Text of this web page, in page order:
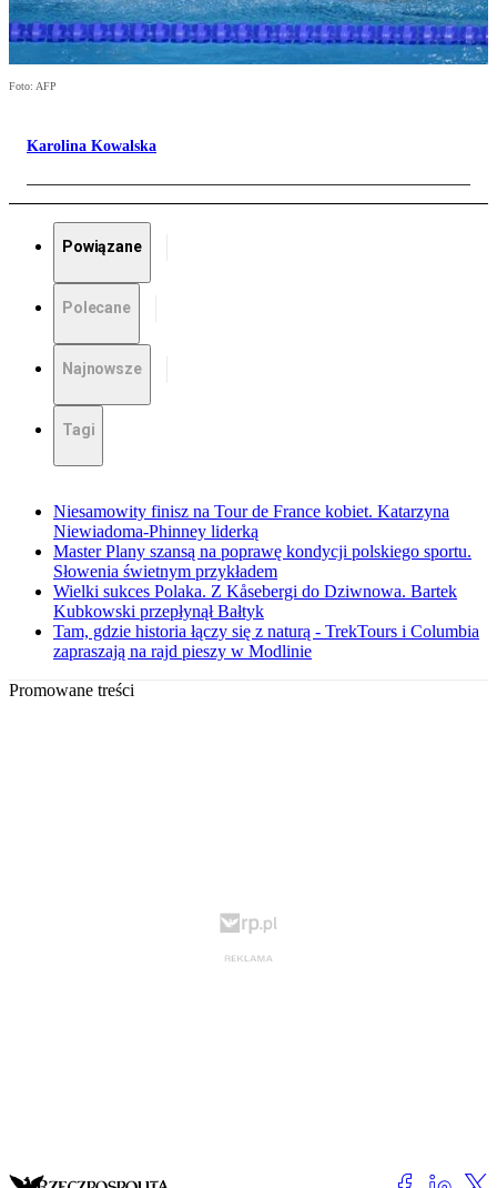
Foto: AFP
Karolina Kowalska
Powiązane
Polecane
Najnowsze
Tagi
Niesamowity finisz na Tour de France kobiet. Katarzyna
Niewiadoma-Phinney liderką
Master Plany szansą na poprawę kondycji polskiego sportu.
Słowenia świetnym przykładem
Wielki sukces Polaka. Z Kåsebergi do Dziwnowa. Bartek
Kubkowski przepłynął Bałtyk
Tam, gdzie historia łączy się z naturą - TrekTours i Columbia
zapraszają na rajd pieszy w Modlinie
Promowane treści